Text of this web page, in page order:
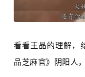
看看王晶的理解，
品芝麻官》阴阳人